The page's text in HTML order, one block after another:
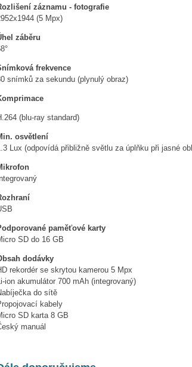
záznamu - fotografie
(5 Mpx)
záběru
frekvence
snímků za sekundu (plynulý obraz)
(blu-ray standard)
osvětlení
Lux (odpovídá přibližně světlu za úplňku při jasné
Integrovaný
paměťové karty
SD do 16 GB
dodávky
rekordér se skrytou kamerou 5 Mpx
ion akumulátor 700 mAh (integrovaný)
do sítě
kabely
SD karta 8 GB
manuál